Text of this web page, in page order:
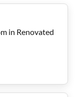
in Renovated